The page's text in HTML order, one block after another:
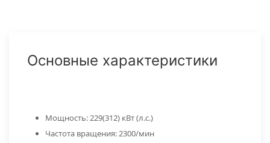
Основные характеристики
Мощность: 229(312) кВт (л.с.)
Частота вращения: 2300/мин